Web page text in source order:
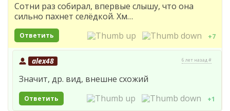
Сотни раз собирал, впервые слышу, что она
сильно пахнет селёдкой. Хм…
Ответить +7
alex48 6 лет назад #
Значит, др. вид, внешне схожий
Ответить +1